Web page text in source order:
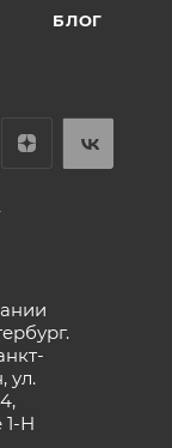
БЛОГ
ул.
Н